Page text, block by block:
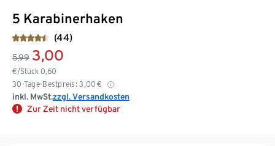
5 Karabinerhaken
(44)
5,99 3,00
€/Stück 0,60
30-Tage-Bestpreis: 3,00 €
inkl. MwSt.zzgl. Versandkosten
Zur Zeit nicht verfügbar